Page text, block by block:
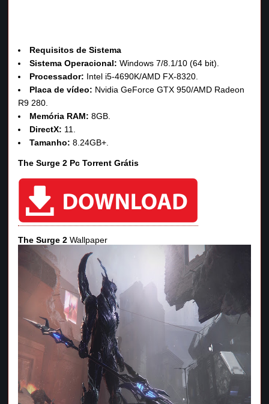
Requisitos de Sistema
Sistema Operacional:Windows 7/8.1/10 (64 bit).
Processador: Intel i5-4690K/AMD FX-8320.
Placa de vídeo: Nvidia GeForce GTX 950/AMD Radeon
R9 280.
Memória RAM:8GB.
DirectX: 11.
Tamanho:8.24GB+.
The Surge 2 Pc Torrent Grátis
The Surge 2Wallpaper